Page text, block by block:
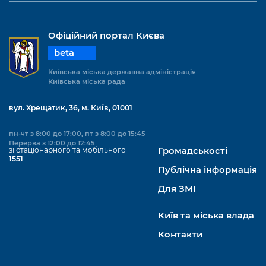
Підприємства, установи, організації
Річні звіти
Гендерна політика
Безбар'єрність
Київська міська військова адміністрація
Безбар'єрність
Портал послуг
Важливе під час воєнного стану
Портал даних Києва
Публічні дашборди
Офіційний портал Києва
beta
Київська міська державна адміністрація
Київська міська рада
вул. Хрещатик, 36, м. Київ, 01001
пн-чт з 8:00 до 17:00, пт з 8:00 до 15:45
Перерва з 12:00 до 12:45
зі стаціонарного та мобільного
1551
Громадськості
Публічна інформація
Для ЗМІ
Київ та міська влада
Контакти